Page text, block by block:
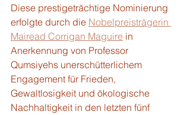
Diese prestigeträchtige Nominierung
erfolgte durch die Nobelpreisträgerin
Mairead Corrigan Maguire in
Anerkennung von Professor
Qumsiyehs unerschütterlichem
Engagement für Frieden,
Gewaltlosigkeit und ökologische
Nachhaltigkeit in den letzten fünf